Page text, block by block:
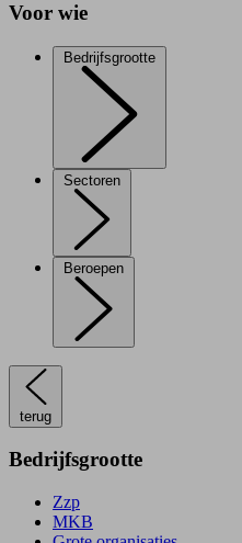
Voor wie
Bedrijfsgrootte
Sectoren
Beroepen
terug
Bedrijfsgrootte
Zzp
MKB